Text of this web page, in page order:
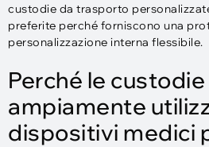
custodie da trasporto
preferite perché forniscono una
personalizzazione interna flessibile.
Perché le custodie
ampiamente
dispositivi medici